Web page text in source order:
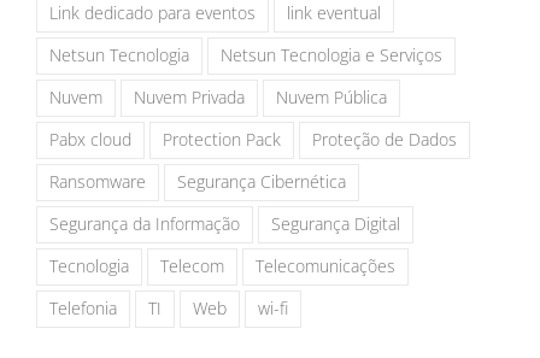
Link dedicado para eventos
link eventual
Netsun Tecnologia
Netsun Tecnologia e Serviços
Nuvem
Nuvem Privada
Nuvem Pública
Pabx cloud
Protection Pack
Proteção de Dados
Ransomware
Segurança Cibernética
Segurança da Informação
Segurança Digital
Tecnologia
Telecom
Telecomunicações
Telefonia
TI Web wi-fi